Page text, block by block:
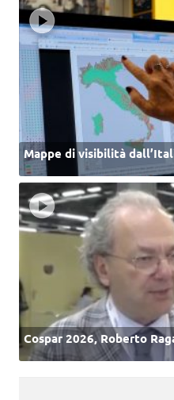
Mappe di visibilità
Cospar 2026, Roberto